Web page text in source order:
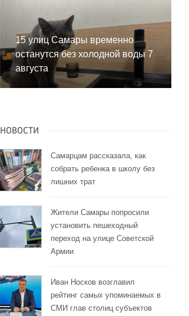
15 улиц Самары временно
останутся без холодной воды 7
августа
НОВОСТИ
Самарцам рассказала, как
собрать ребенка в школу без
лишних трат
Жители Самары попросили
установить пешеходный
переход на улице Советской
Армии
Иван Носков возглавил
рейтинг самых упоминаемых в
СМИ глав столиц субъектов